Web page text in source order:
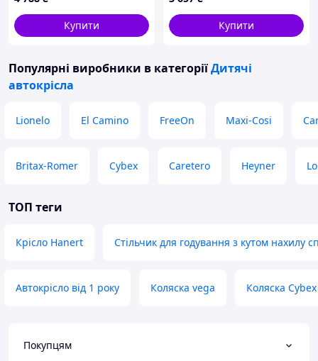
Купити
Купити
Популярні виробники в категоріїДитячі
автокрісла
Lionelo El Camino FreeOn Maxi-Cosi
Britax-Romer Cybex Caretero Heyner
ТОП теги
Крісло Hanert Стільчик для годування з кутом нахилу
Автокрісло від 1 року Коляска vega Коляска
Покупцям